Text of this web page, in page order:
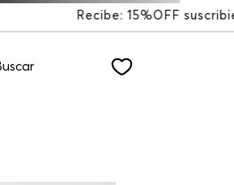
nuestro NEWSLETTER